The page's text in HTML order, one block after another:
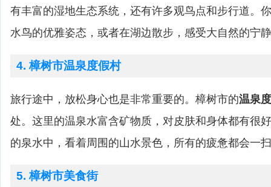
有丰富的湿地生态系统，还有许多观鸟点和步行道。
水鸟的优雅姿态，或者在湖边散步，感受大自然的宁
4. 樟树市温泉度假村
旅行途中，放松身心也是非常重要的。樟树市的温泉
处。这里的温泉水富含矿物质，对皮肤和身体都有很
的泉水中，看着周围的山水景色，所有的疲惫都会一
5. 樟树市美食街